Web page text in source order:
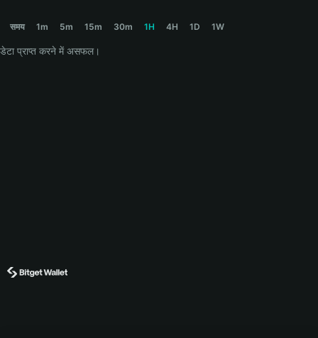
समय 1m 5m 15m 30m 1H 4H 1D 1W
डेटा प्राप्त करने में असफल।